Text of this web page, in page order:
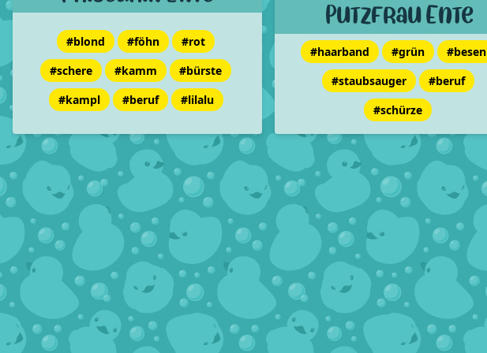
#blond #föhn
#rot
#schere
#kamm
#bürste
#kampl
#beruf #lilalu
Putzfrau Ente
#haarband #grün
#besen
#staubsauger
#beruf
#schürze